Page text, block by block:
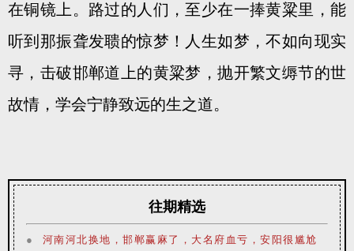
在铜镜上。路过的人们，至少在一捧黄粱里，能
听到那振聋发聩的惊梦！人生如梦，不如向现实
寻，击破邯郸道上的黄粱梦，抛开繁文缛节的世
故情，学会宁静致远的生之道。
往期精选
●
河南河北换地，邯郸赢麻了，大名府血亏，安阳很尴尬